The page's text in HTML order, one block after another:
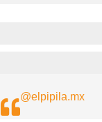
@elpipila.mx